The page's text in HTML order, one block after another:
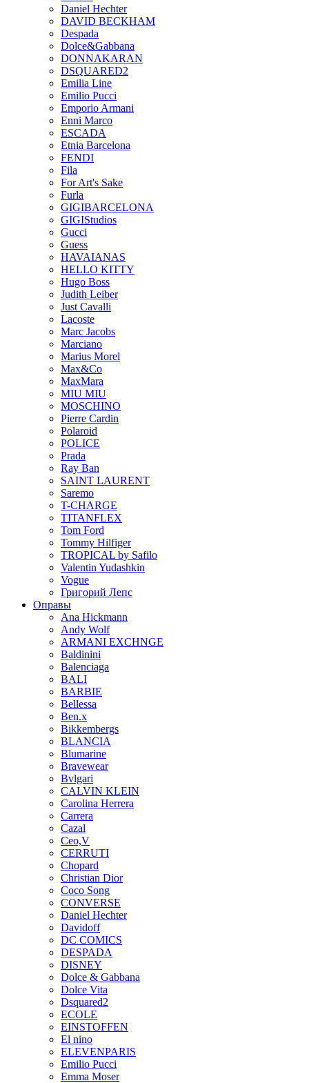
Daniel Hechter
DAVID BECKHAM
Despada
Dolce&Gabbana
DONNAKARAN
DSQUARED2
Emilia Line
Emilio Pucci
Emporio Armani
Enni Marco
ESCADA
Etnia Barcelona
FENDI
Fila
For Art's Sake
Furla
GIGIBARCELONA
GIGIStudios
Gucci
Guess
HAVAIANAS
HELLO KITTY
Hugo Boss
Judith Leiber
Just Cavalli
Lacoste
Marc Jacobs
Marciano
Marius Morel
Max&Co
MaxMara
MIU MIU
MOSCHINO
Pierre Cardin
Polaroid
POLICE
Prada
Ray Ban
SAINT LAURENT
Saremo
T-CHARGE
TITANFLEX
Tom Ford
Tommy Hilfiger
TROPICAL by Safilo
Valentin Yudashkin
Vogue
Григорий Лепс
Оправы
Ana Hickmann
Andy Wolf
ARMANI EXCHNGE
Baldinini
Balenciaga
BALI
BARBIE
Bellessa
Ben.x
Bikkembergs
BLANCIA
Blumarine
Bravewear
Bvlgari
CALVIN KLEIN
Carolina Herrera
Carrera
Cazal
Ceo,V
CERRUTI
Chopard
Christian Dior
Coco Song
CONVERSE
Daniel Hechter
Davidoff
DC COMICS
DESPADA
DISNEY
Dolce & Gabbana
Dolce Vita
Dsquared2
ECOLE
EINSTOFFEN
El nino
ELEVENPARIS
Emilio Pucci
Emma Moser